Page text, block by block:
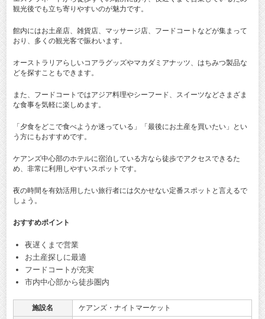
観光後でも立ち寄りやすいのが魅力です。
館内にはお土産店、雑貨店、マッサージ店、フードコートなどが集まって
おり、多くの観光客で賑わいます。
オーストラリアらしいコアラグッズやマカダミアナッツ、はちみつ製品な
どを探すこともできます。
また、フードコートではアジア料理やシーフード、スイーツなどさまざま
な食事を気軽に楽しめます。
「夕食をどこで食べようか迷っている」「最後にお土産を買いたい」とい
う方にもおすすめです。
ケアンズ中心部のホテルに宿泊している方なら徒歩でアクセスできるた
め、非常に利用しやすいスポットです。
夜の時間を有効活用したい旅行者には欠かせない定番スポットと言えるで
しょう。
おすすめポイント
夜遅くまで営業
お土産探しに最適
フードコートが充実
市内中心部から徒歩圏内
施設名
ケアンズ・ナイトマーケット